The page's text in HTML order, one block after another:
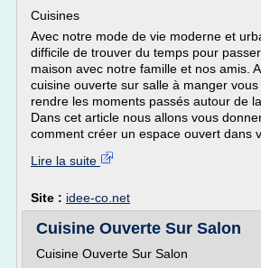
Cuisines
Avec notre mode de vie moderne et
difficile de trouver du temps pour
maison avec notre famille et nos amis.
cuisine ouverte sur salle à manger
rendre les moments passés autour de
Dans cet article nous allons vous
comment créer un espace ouvert dans
Lire la suite
Site : idee-co.net
Cuisine Ouverte Sur Salon
Cuisine Ouverte Sur Salon